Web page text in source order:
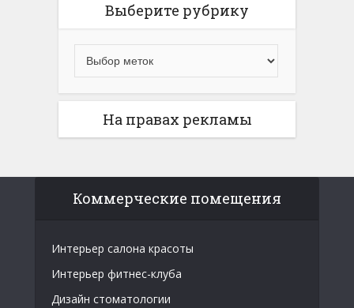
Выберите рубрику
На правах рекламы
Коммерческие помещения
Интерьер салона красоты
Интерьер фитнес-клуба
Дизайн стоматологии